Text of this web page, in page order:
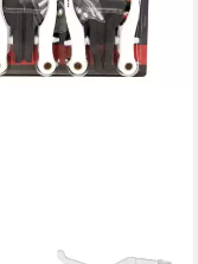
Promax